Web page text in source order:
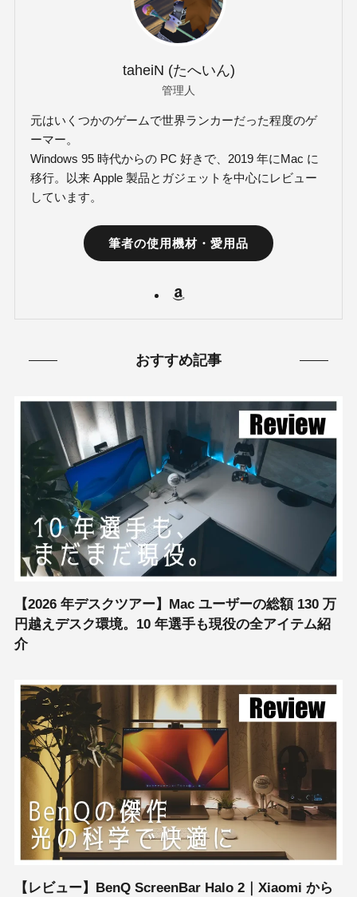
taheiN (たへいん)
管理人
元はいくつかのゲームで世界ランカーだった程度のゲ
ーマー。
Windows 95 時代からの PC 好きで、2019 年にMac に
移行。以来 Apple 製品とガジェットを中心にレビュー
しています。
筆者の使用機材・愛用品
おすすめ記事
【2026 年デスクツアー】Mac ユーザーの総額 130 万
円越えデスク環境。10 年選手も現役の全アイテム紹
介
【レビュー】BenQ ScreenBar Halo 2｜Xiaomi から